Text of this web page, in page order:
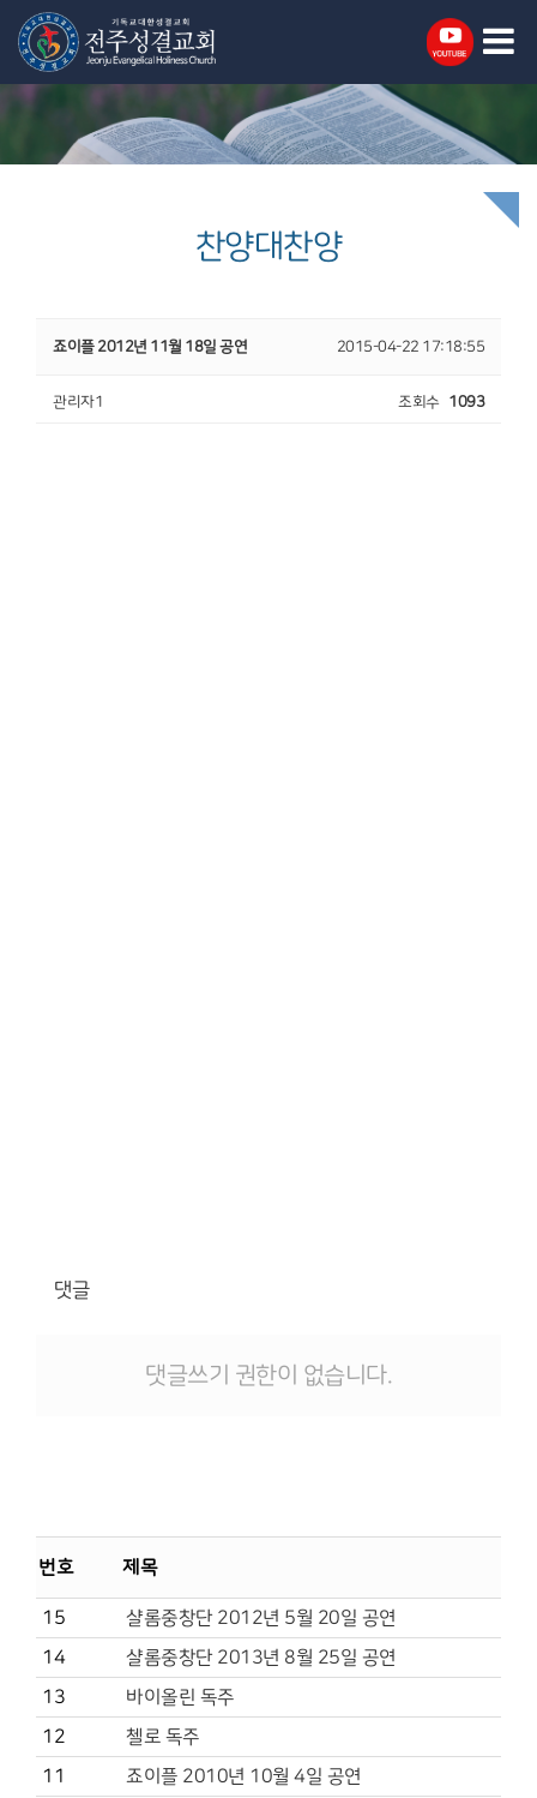
찬양대찬양
죠이플 2012년 11월 18일 공연 2015-04-22 17:18:55
관리자1 조회수 1093
댓글
댓글쓰기 권한이 없습니다.
번호 제목
15
샬롬중창단 2012년 5월 20일 공연
14
샬롬중창단 2013년 8월 25일 공연
13
바이올린 독주
12
첼로 독주
11
죠이플 2010년 10월 4일 공연